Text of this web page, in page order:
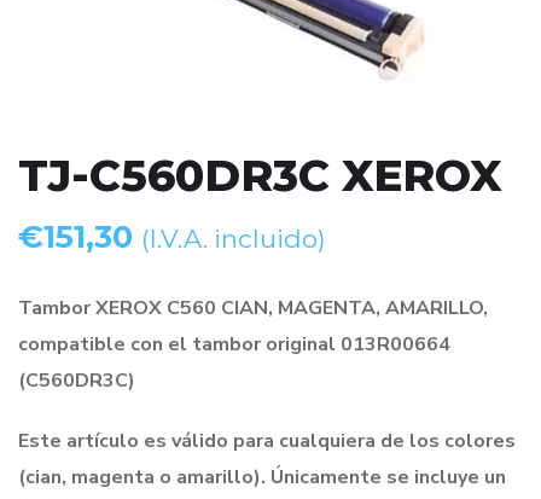
TJ-C560DR3C XEROX
€151,30 (I.V.A. incluido)
Tambor XEROX C560 CIAN, MAGENTA, AMARILLO,
compatible con el tambor original 013R00664
(C560DR3C)
Este artículo es válido para cualquiera de los colores
(cian, magenta o amarillo). Únicamente se incluye un